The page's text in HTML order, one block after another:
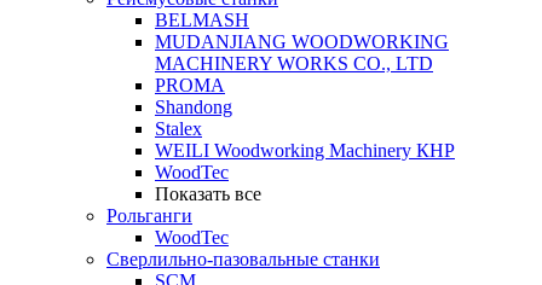
BELMASH
MUDANJIANG WOODWORKING
MACHINERY WORKS CO., LTD
PROMA
Shandong
Stalex
WEILI Woodworking Machinery КНР
WoodTec
Показать все
Рольганги
WoodTec
Сверлильно-пазовальные станки